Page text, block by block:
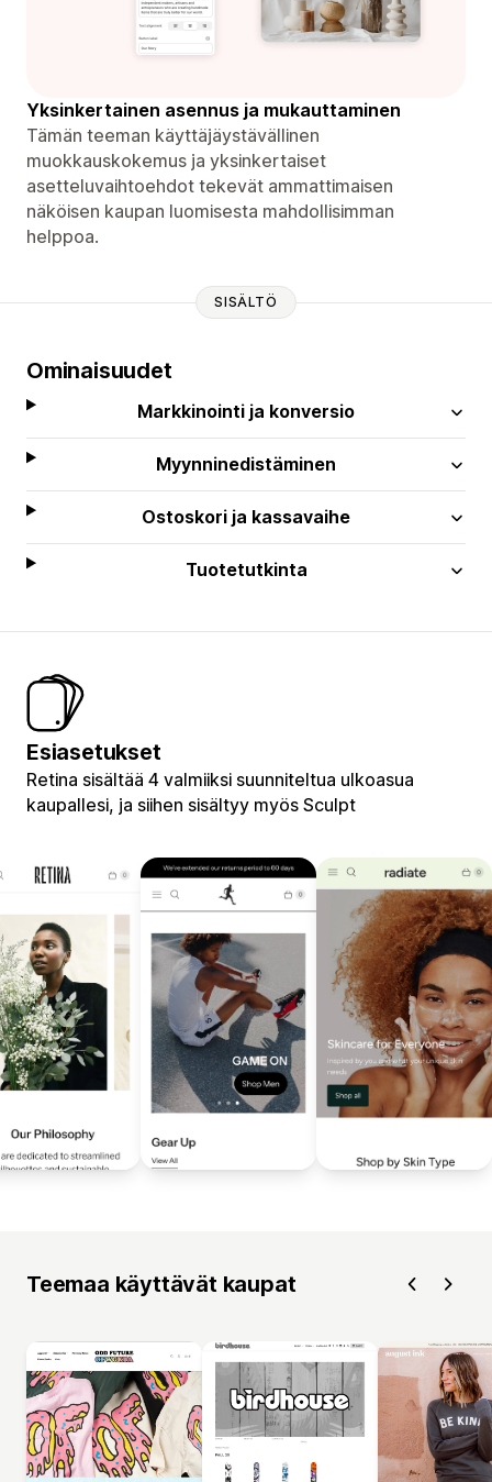
Yksinkertainen asennus ja mukauttaminen
Tämän teeman käyttäjäystävällinen
muokkauskokemus ja yksinkertaiset
asetteluvaihtoehdot tekevät ammattimaisen
näköisen kaupan luomisesta mahdollisimman
helppoa.
SISÄLTÖ
Ominaisuudet
Markkinointi ja konversio
Myynninedistäminen
Ostoskori ja kassavaihe
Tuotetutkinta
Esiasetukset
Retina sisältää 4 valmiiksi suunniteltua ulkoasua
kaupallesi, ja siihen sisältyy myös Sculpt
Teemaa käyttävät kaupat